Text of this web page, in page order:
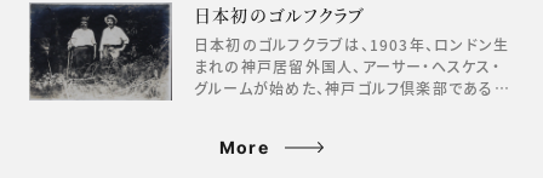
日本初のゴルフクラブ
日本初のゴルフクラブは、1903年、ロンドン生
まれの神戸居留外国人、アーサー・ヘスケス・
グルームが始めた、神戸ゴルフ倶楽部である…
More